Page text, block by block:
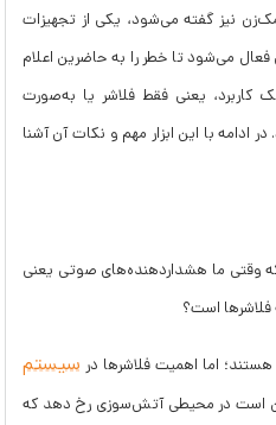
نیز گفته می‌شود، یکی از تجهیزات
می‌شود تا خطر را به حاضرین اعلام
یعنی فقط فلاشر یا به‌صورت
ادامه با این ابزار مهم و نکات آن آشنا
وقتی ما هشداردهنده‌های صوتی یعنی
فلاشرها است؟
اما اهمیت فلاشرها در سیستم
است در محیطی آتش‌سوزی رخ دهد که